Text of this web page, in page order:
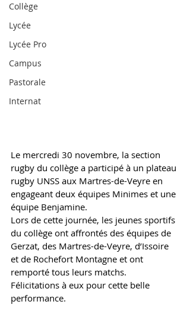
Collège
Lycée
Lycée Pro
Campus
Pastorale
Internat
Le mercredi 30 novembre, la section
rugby du collège a participé à un plateau
rugby UNSS aux Martres-de-Veyre en
engageant deux équipes Minimes et une
équipe Benjamine.
Lors de cette journée, les jeunes sportifs
du collège ont affrontés des équipes de
Gerzat, des Martres-de-Veyre, d’Issoire
et de Rochefort Montagne et ont
remporté tous leurs matchs.
Félicitations à eux pour cette belle
performance.